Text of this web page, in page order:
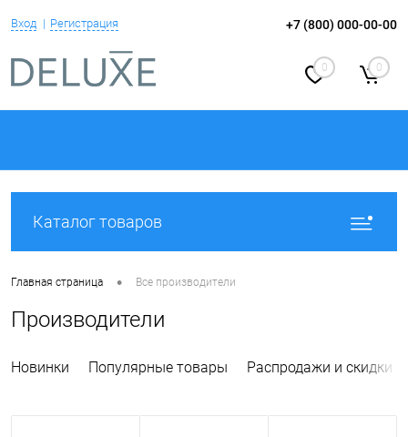
Вход Регистрация +7 (800) 000-00-00
0 0
Каталог товаров
Главная страница • Все производители
Производители
Новинки Популярные товары Распродажи и скидки